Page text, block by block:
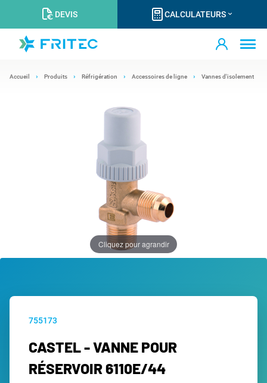
DEVIS CALCULATEURS
Accueil Produits Réfrigération Accessoires de ligne Vannes d'isolement
Cliquez pour agrandir
755173
CASTEL - VANNE POUR
RÉSERVOIR 6110E/44